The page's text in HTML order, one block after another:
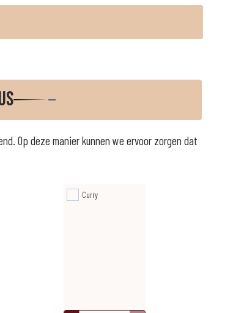
Op deze manier kunnen we ervoor zorgen dat
Curry